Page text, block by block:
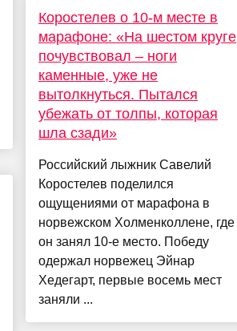
Коростелев о 10-м месте в
марафоне: «На шестом круге
почувствовал – ноги
каменные, уже не
вытолкнуться. Пытался
убежать от толпы, которая
шла сзади»
Российский лыжник Савелий
Коростелев поделился
ощущениями от марафона в
норвежском Холменколлене, где
он занял 10-е место. Победу
одержал норвежец Эйнар
Хедегарт, первые восемь мест
заняли ...